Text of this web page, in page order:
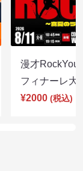
漫才RockYou
フィナーレ
¥2000 (税込)